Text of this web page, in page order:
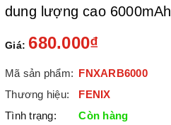
dung lượng cao 6000mAh
Giá: 680.000₫
Mã sản phẩm: FNXARB6000
Thương hiệu:
FENIX
Tình trạng:
Còn hàng